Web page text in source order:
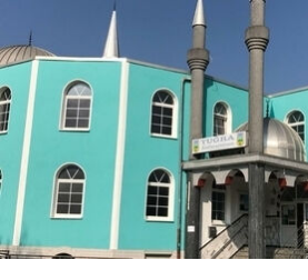
Zum Hauptinhalt springen
Erklärung zur Barrierefreiheit anzeigen